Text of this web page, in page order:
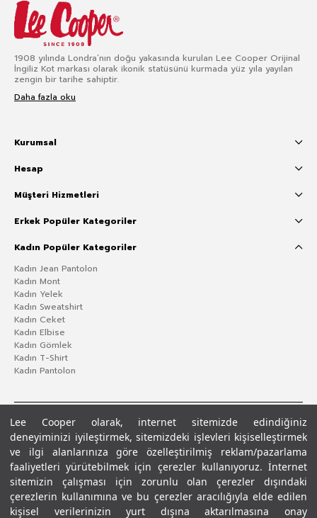
Lee Cooper olarak, internet sitemizde edindiğiniz
deneyiminizi iyileştirmek, sitemizdeki işlevleri kişiselleştirmek
ve ilgi alanlarınıza göre özelleştirilmiş reklam/pazarlama
faaliyetleri yürütebilmek için çerezler kullanıyoruz. İnternet
sitemizin çalışması için zorunlu olan çerezler dışındaki
çerezlerin kullanımına ve bu çerezler aracılığıyla elde edilen
kişisel verilerinizin yurt dışına aktarılmasına onay
1908 yılında Londra’nın doğu yakasında kurulan Lee Cooper Orijinal
İngiliz Kot markası olarak ikonik statüsünü kurmada yüz yıla yayılan
zengin bir tarihe sahiptir.
Daha fazla oku
Kurumsal
Hesap
Müşteri Hizmetleri
Erkek Popüler Kategoriler
Kadın Popüler Kategoriler
Kadın Jean Pantolon
Kadın Mont
Kadın Yelek
Kadın Sweatshirt
Kadın Ceket
Kadın Elbise
Kadın Gömlek
Kadın T-Shirt
Kadın Pantolon
Gizlilik PolitikasıÇerez Politikası KVKK Aydınlatma MetniŞartlar ve Koşullar
© 2026 Leecooper - Tüm Hakları Saklıdır.